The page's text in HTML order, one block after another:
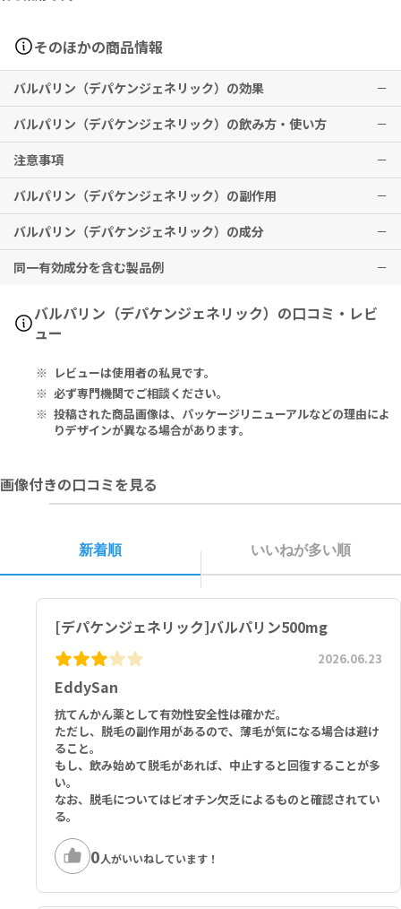
そのほかの商品情報
バルパリン（デパケンジェネリック）の効果
各種てんかん（小発作・焦点発作・精神運動発作ならびに混合発作）
およびてんかんに伴う性格行動障害（不機嫌・易怒性等）の治療
躁病および躁うつ病の躁状態の治療
片頭痛発作の発症抑制
※効果には個人差がありますことを予めご了承ください。
バルパリン（デパケンジェネリック）の飲み方・使い方
各種てんかん（小発作・焦点発作・精神運動発作ならびに混合発作）
およびてんかんに伴う性格行動障害（不機嫌・易怒性等）の治療
躁病および躁うつ病の躁状態の治療
通常1日量バルプロ酸ナトリウムとして400～1,200mg（500mg錠0.
8～2.4錠、200mg錠2～6錠）を1日2～3回に分けて経口投与する。
ただし、年齢・症状に応じ適宜増減する。
通常1日量バルプロ酸ナトリウムとして400～800mg（500mg錠0.8
～1.6錠、200mg錠2～4錠）を1日2～3回に分けて経口投与する。
なお、年齢・症状に応じ適宜増減するが、1日量として1,000mg（50
■錠剤を分割して服用される際は、下記商品のご利用を推奨いたしま
す。
安全度の高い錠剤カッターをご希望の方には、
▶シンプルな錠剤カッターをご希望の方には、
注意事項
飲み忘れに気付いた際は、思い出したときすぐに服用してください。
ただし、次の服用時間が近いときは忘れた分の服用はしないでくださ
い。
※2回分を一度に服用しないこと。
さい。
妊娠中・妊娠の可能性のある方、授乳中の方は、本剤使用前に必ず医
師にご相談ください。
ださい。
本剤の服用中にアルコールを飲むと薬の作用が強く出るのでお控えく
ださい。
本剤の服用中にイチョウ葉エキスを含むものは摂らないでください。
重篤な肝障害のある方
本剤投与中はカルバペネム系抗生物質
バルパリン（デパケンジェネリック）の副作用
傾眠
劇症肝炎等の重篤な肝障害、高アンモニア血症を伴う意識障害、溶血
性貧血、赤芽球癆、汎血球減少、重篤な血小板減少、顆粒球減少、急
（Toxic Epidermal Necrolysis：TEN）、皮膚粘膜眼症候群（Stev
ens-Johnson症候群）、過敏症症候群、脳の萎縮、認知症様症状、
パーキンソン様症状、横紋筋融解症、抗利尿ホルモン不適合分泌症候
あります。
その他、なにか異変を感じた際は速やかに医師の診察をお受けくださ
い。
バルパリン（デパケンジェネリック）の成分
[デパケンジェネリック]バルパリン(Valparin)500mg
00mg
1腸溶錠中：バルプロ酸ナトリウム インド薬局方 500mg
Each Enteric Coated Tablet Contains: Sodium Valproate IP 2
00mg
1腸溶錠中：バルプロ酸ナトリウム インド薬局方 200mg
同一有効成分を含む製品例
デパケン（協和発酵キリン）、バレリン（大日本住友製薬）、バルプ
ロ酸Na（藤永製薬、第一三共、日医工、小林化工、エルメッドエーザ
イ、エーザイ、共和薬品工業、辰巳化学、日本ジェネリック）
バルパリン（デパケンジェネリック）の口コミ・レビ
ュー
レビューは使用者の私見です。
必ず専門機関でご相談ください。
投稿された商品画像は、パッケージリニューアルなどの理由によ
りデザインが異なる場合があります。
画像付きの口コミを見る
新着順 いいねが多い順
[デパケンジェネリック]バルパリン500mg
EddySan
2026.06.23
抗てんかん薬として有効性安全性は確かだ。
ただし、脱毛の副作用があるので、薄毛が気になる場合は避け
ること。
もし、飲み始めて脱毛があれば、中止すると回復することが多
い。
なお、脱毛についてはビオチン欠乏によるものと確認されてい
る。
0人がいいねしています！